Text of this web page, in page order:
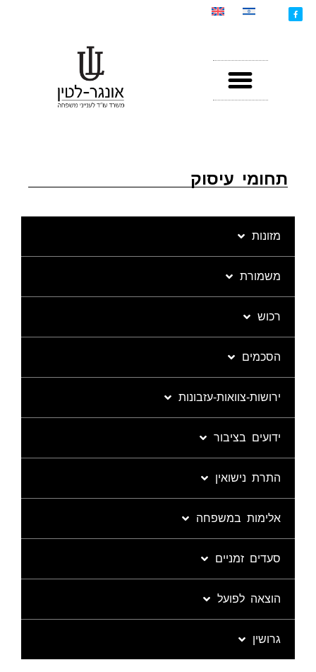
תחומי עיסוק
מזונות
משמורת
רכוש
הסכמים
ירושות-צוואות-עזבונות
ידועים בציבור
התרת נישואין
אלימות במשפחה
סעדים זמניים
הוצאה לפועל
גרושין